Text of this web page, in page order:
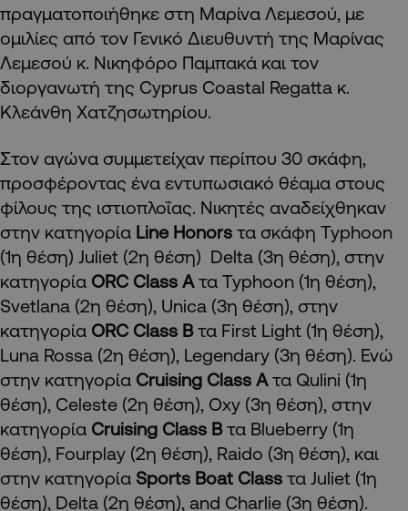
πραγματοποιήθηκε στη Μαρίνα Λεμεσού, με
ομιλίες από τον Γενικό Διευθυντή της Μαρίνας
Λεμεσού κ. Νικηφόρο Παμπακά και τον
διοργανωτή της Cyprus Coastal Regatta κ.
Κλεάνθη Χατζησωτηρίου.
Στον αγώνα συμμετείχαν περίπου 30 σκάφη,
προσφέροντας ένα εντυπωσιακό θέαμα στους
φίλους της ιστιοπλοΐας. Νικητές αναδείχθηκαν
στην κατηγορία Line Honors τα σκάφη Typhoon
(1η θέση) Juliet (2η θέση) Delta (3η θέση), στην
κατηγορία ORC Class Aτα Typhoon (1η θέση),
Svetlana (2η θέση), Unica (3η θέση), στην
κατηγορία ORC Class Bτα First Light (1η θέση),
Luna Rossa (2η θέση), Legendary (3η θέση). Ενώ
στην κατηγορία Cruising Class Aτα Qulini (1η
θέση), Celeste (2η θέση), Oxy (3η θέση), στην
κατηγορία Cruising Class Bτα Blueberry (1η
θέση), Fourplay (2η θέση), Raido (3η θέση), και
στην κατηγορία Sports Boat Class τα Juliet (1η
θέση), Delta (2η θέση), and Charlie (3η θέση).